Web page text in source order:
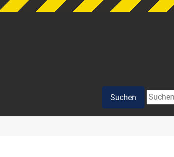
Suchen
Suchen